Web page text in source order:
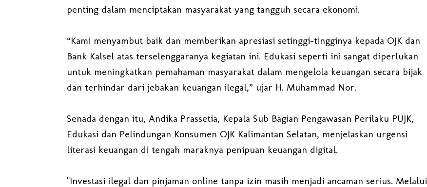
penting dalam menciptakan masyarakat yang tangguh secara ekonomi.
“Kami menyambut baik dan memberikan apresiasi setinggi-tingginya kepada OJK dan
Bank Kalsel atas terselenggaranya kegiatan ini. Edukasi seperti ini sangat diperlukan
untuk meningkatkan pemahaman masyarakat dalam mengelola keuangan secara bijak
dan terhindar dari jebakan keuangan ilegal,” ujar H. Muhammad Nor.
Senada dengan itu, Andika Prassetia, Kepala Sub Bagian Pengawasan Perilaku PUJK,
Edukasi dan Pelindungan Konsumen OJK Kalimantan Selatan, menjelaskan urgensi
literasi keuangan di tengah maraknya penipuan keuangan digital.
"Investasi ilegal dan pinjaman online tanpa izin masih menjadi ancaman serius. Melalui